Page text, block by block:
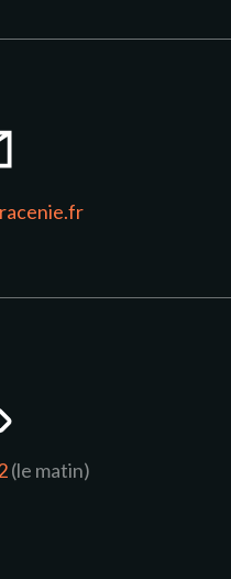
(le matin)